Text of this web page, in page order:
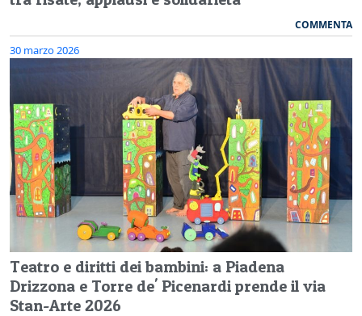
COMMENTA
30 marzo 2026
Teatro e diritti dei bambini: a Piadena
Drizzona e Torre de' Picenardi prende il via
Stan-Arte 2026